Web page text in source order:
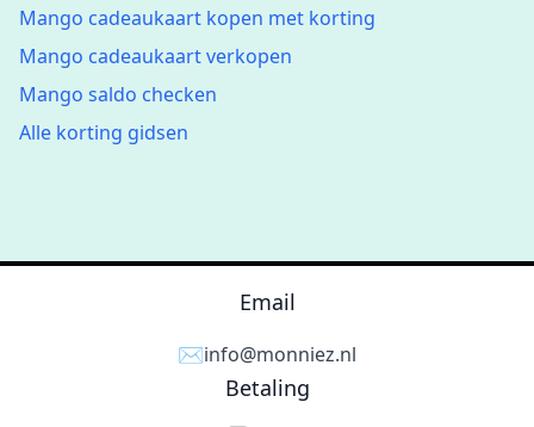
Mango cadeaukaart kopen met korting
Mango cadeaukaart verkopen
Mango saldo checken
Alle korting gidsen
Email
✉️info@monniez.nl
Betaling